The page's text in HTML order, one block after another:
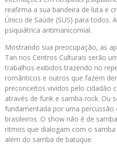
reafirma a sua bandeira de luta e
Único de Saúde (SUS) para todos.
psiquiátrica antimanicomial.
Mostrando sua preocupação, as
Tan nos Centros Culturais serão
trabalhos exibidos trazendo no
românticos e outros que fazem
preconceitos vividos pelo cidadão
através de funk e samba rock. Ou
fundamentada por uma
brasileiros. O show não é de
ritmos que dialogam com o
além do samba de batuque.